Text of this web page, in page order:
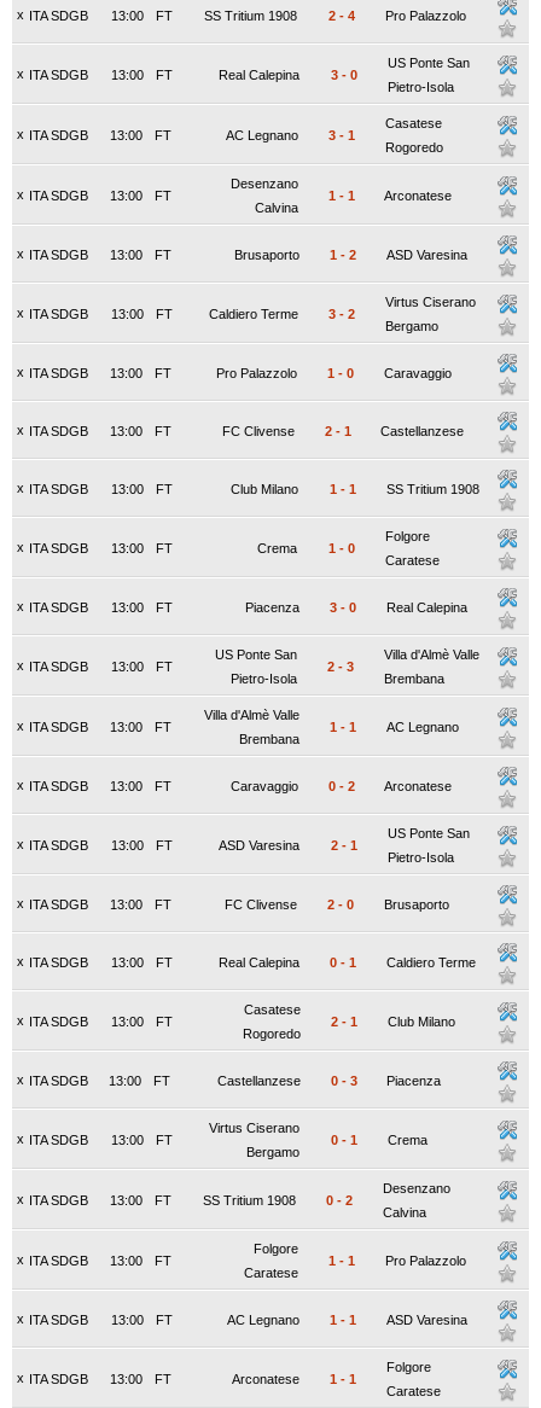
x ITA SDGB FT
13:00 SS Tritium 1908 2 - 4 Pro Palazzolo
x ITA SDGB FT
13:00 Real Calepina 3 - 0
US Ponte San
Pietro-Isola
x ITA SDGB FT
13:00 AC Legnano 3 - 1
Casatese
Rogoredo
x ITA SDGB FT
13:00
Desenzano
Calvina
1 - 1 Arconatese
x ITA SDGB FT
13:00 Brusaporto 1 - 2 ASD Varesina
x ITA SDGB FT
13:00 Caldiero Terme 3 - 2
Virtus Ciserano
Bergamo
x ITA SDGB FT
13:00 Pro Palazzolo 1 - 0 Caravaggio
x ITA SDGB FT
13:00 FC Clivense 2 - 1 Castellanzese
x ITA SDGB FT
13:00 Club Milano 1 - 1 SS Tritium 1908
x ITA SDGB FT
13:00 Crema 1 - 0
Folgore
Caratese
x ITA SDGB FT
13:00 Piacenza 3 - 0 Real Calepina
x ITA SDGB FT
13:00
US Ponte San
Pietro-Isola
2 - 3
Villa d'Almè Valle
Brembana
x ITA SDGB FT
13:00
Villa d'Almè Valle
Brembana
1 - 1 AC Legnano
x ITA SDGB FT
13:00 Caravaggio 0 - 2 Arconatese
x ITA SDGB FT
13:00 ASD Varesina 2 - 1
US Ponte San
Pietro-Isola
x ITA SDGB FT
13:00 FC Clivense 2 - 0 Brusaporto
x ITA SDGB FT
13:00 Real Calepina 0 - 1 Caldiero Terme
x ITA SDGB FT
13:00
Casatese
Rogoredo
2 - 1 Club Milano
x ITA SDGB FT
13:00 Castellanzese 0 - 3 Piacenza
x ITA SDGB FT
13:00
Virtus Ciserano
Bergamo
0 - 1 Crema
x ITA SDGB FT
13:00 SS Tritium 1908 0 - 2
Desenzano
Calvina
x ITA SDGB FT
13:00
Folgore
Caratese
1 - 1 Pro Palazzolo
x ITA SDGB FT
13:00 AC Legnano 1 - 1 ASD Varesina
x ITA SDGB FT
13:00 Arconatese 1 - 1
Folgore
Caratese